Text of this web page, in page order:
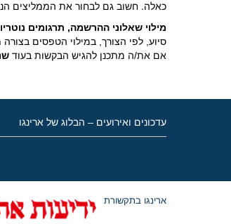
כאלה. חשוב גם לבחור את הממליצים
מילוי שאלוני ההרשמה, תרגומים
סיוע, לפי הצורך, במילוי הטפסים
אם את/ה מתכנן להגיש הבקשות בעוד
עדכונים ואירועים – הבלוג של ארינגו
ארינגו בתקשורת